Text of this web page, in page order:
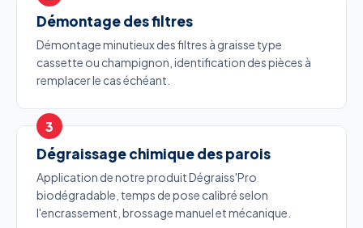
Démontage des filtres
Démontage minutieux des filtres à graisse type
cassette ou champignon, identification des pièces à
remplacer le cas échéant.
Dégraissage chimique des parois
Application de notre produit Dégraiss'Pro
biodégradable, temps de pose calibré selon
l'encrassement, brossage manuel et mécanique.